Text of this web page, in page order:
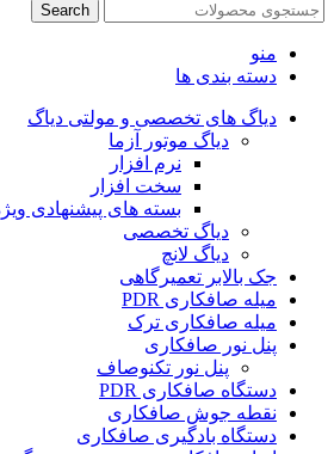
Search
منو
دسته بندی ها
دیاگ های تخصصی و مولتی دیاگ
دیاگ موتور آزما
نرم افزار
سخت افزار
بسته های پیشنهادی
دیاگ تخصصی
دیاگ لانچ
جک بالابر تعمیرگاهی
میله صافکاری PDR
میله صافکاری ترک
پنل نور صافکاری
پنل نور تکنوصاف
دستگاه صافکاری PDR
نقطه جوش صافکاری
دستگاه بادگیری صافکاری